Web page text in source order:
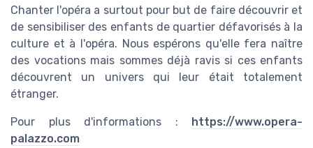
Chanter l'opéra a surtout pour but de faire découvrir et
de sensibiliser des enfants de quartier défavorisés à la
culture et à l'opéra. Nous espérons qu'elle fera naître
des vocations mais sommes déjà ravis si ces enfants
découvrent un univers qui leur était totalement
étranger.
Pour plus d'informations : https://www.opera-
palazzo.com